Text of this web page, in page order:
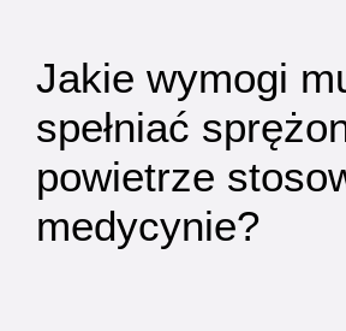
Jakie wymogi
spełniać
powietrze
medycynie?